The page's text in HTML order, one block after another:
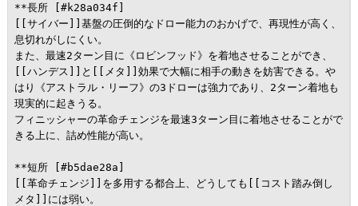
**長所 [#k28a034f]
[[サイバー]]基盤の圧倒的なドロー能力のおかげで、再現性が高く、
息切れがしにくい。
また、最速2ターン目に《ロビンフッド》を着地させることができ、
[[ハンデス]]と[[メタ]]効果で大幅に相手の動きを妨害できる。や
はり《アストラル・リーフ》の3ドローは強力であり、2ターン着地も
現実的に起きうる。
フィニッシャーの革命チェンジを最速3ターン目に着地させることがで
きる上に、詰め性能が高い。
**短所 [#b5dae28a]
[[革命チェンジ]]を多用する都合上、どうしても[[コスト踏み倒し
メタ]]には弱い。